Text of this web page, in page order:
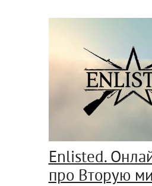
Enlisted.
про Вторую